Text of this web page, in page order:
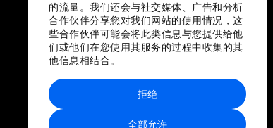
的流量。我们还会与社交媒体、广告和分析
合作伙伴分享您对我们网站的使用情况，这
些合作伙伴可能会将此类信息与您提供给他
们或他们在您使用其服务的过程中收集的其
他信息相结合。
全部允许
拒绝